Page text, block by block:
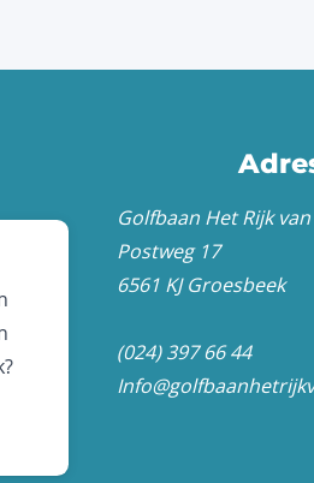
Golfbaan Het Rijk
Postweg 17
6561 KJ Groesbeek
(024) 397 66 44